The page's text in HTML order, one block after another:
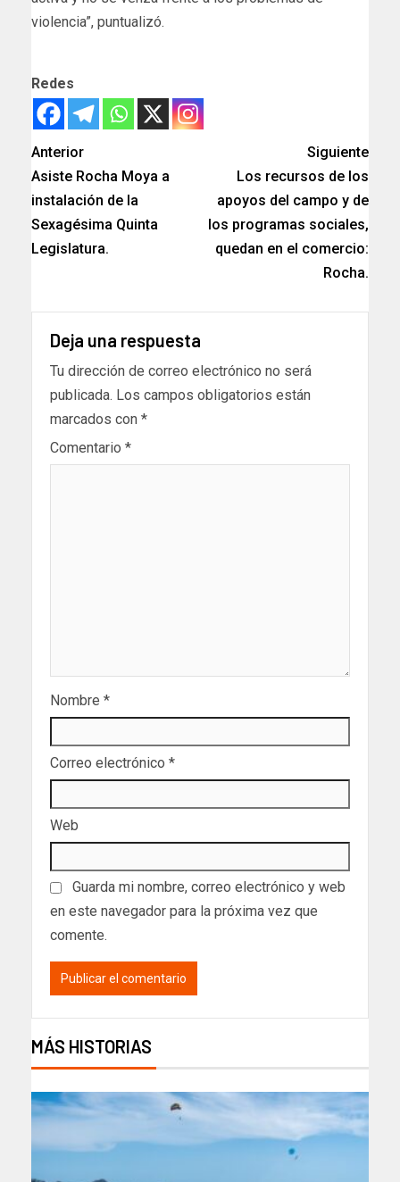
violencia”, puntualizó.
Redes
Anterior
Asiste Rocha Moya a
instalación de la
Sexagésima Quinta
Legislatura.
Siguiente
Los recursos de los
apoyos del campo y de
los programas sociales,
quedan en el comercio:
Rocha.
Deja una respuesta
Tu dirección de correo electrónico no será
publicada. Los campos obligatorios están
marcados con *
Comentario *
Nombre *
Correo electrónico *
Web
Guarda mi nombre, correo electrónico y web
en este navegador para la próxima vez que
comente.
MÁS HISTORIAS